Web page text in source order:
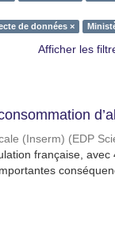
de données ×
Afficher les
(Inserm) (EDP
française, avec